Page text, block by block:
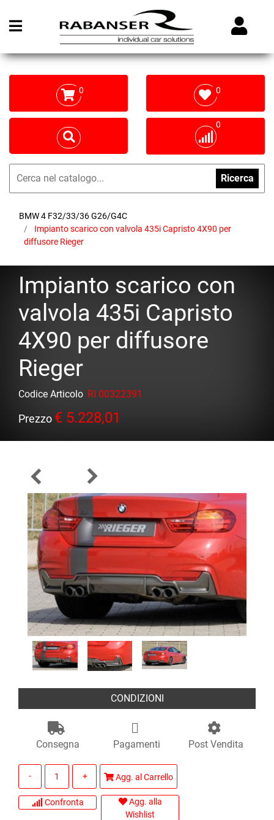
Open menu
0 0
0
Ricerca
BMW 4 F32/33/36 G26/G4C
Impianto scarico con valvola 435i Capristo 4X90 per
diffusore Rieger
Impianto scarico con
valvola 435i Capristo
4X90 per diffusore
Rieger
Codice Articolo RI 00322391
Prezzo € 5.228,01
CONDIZIONI
Consegna Pagamenti Post Vendita
Agg. al Carrello
Confronta
Agg. alla
Wishlist